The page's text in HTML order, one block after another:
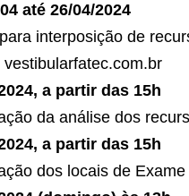
até 26/04/2024
interposição de
vestibularfatec.com.br
a partir das 15h
da análise dos
a partir das 15h
dos locais de Exame